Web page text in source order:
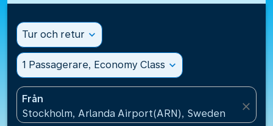
Tur och retur expand_more
1 Passagerare, Economy Class expand_more
Från
Stockholm, Arlanda Airport(ARN), Sweden
close